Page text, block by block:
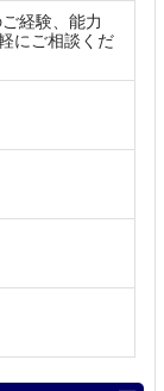
経験、能力
にご相談くだ